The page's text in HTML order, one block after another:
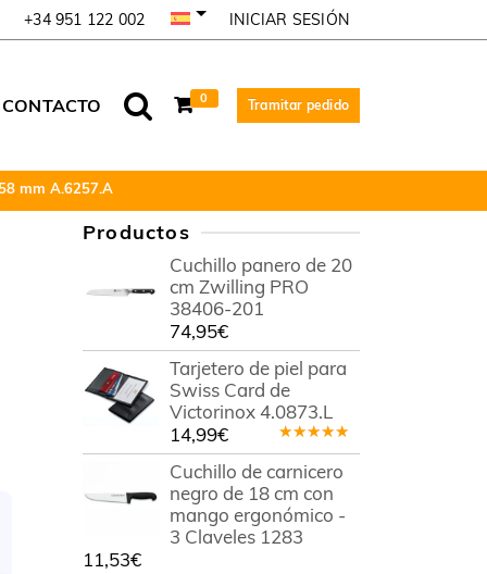
+34 951 122 002 INICIAR SESIÓN
CONTACTO 0 Tramitar pedido
mm A.6257.A
Productos
Cuchillo panero de 20
cm Zwilling PRO
38406-201
74,95€
Tarjetero de piel para
Swiss Card de
Victorinox 4.0873.L
Valorado
en5.00de
5
14,99€
Cuchillo de carnicero
negro de 18 cm con
mango ergonómico -
3 Claveles 1283
11,53€